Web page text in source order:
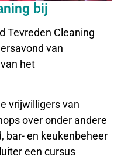
bij
Tevreden Cleaning
van
het
vrijwilligers van
over onder andere
bar- en keukenbeheer
een cursus